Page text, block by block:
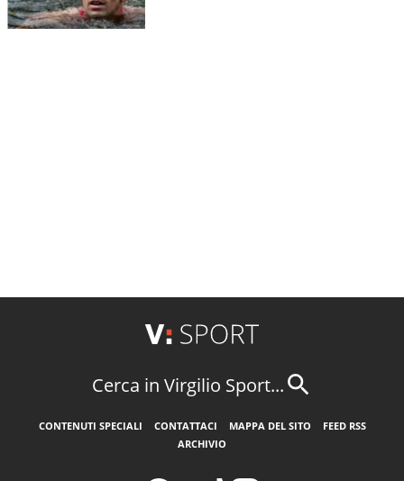
Cerca in Virgilio Sport...
CONTENUTI SPECIALI CONTATTACI MAPPA DEL SITO
FEED RSS
ARCHIVIO